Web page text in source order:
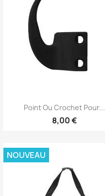
Point Ou Crochet Pour...
8,00 €
NOUVEAU